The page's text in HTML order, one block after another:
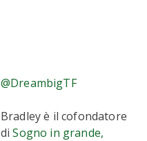
@DreambigTF
Bradley è il cofondatore
diSogno in grande,